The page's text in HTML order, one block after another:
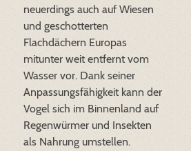
neuerdings auch auf Wiesen
und geschotterten
Flachdächern Europas
mitunter weit entfernt vom
Wasser vor. Dank seiner
Anpassungsfähigkeit kann der
Vogel sich im Binnenland auf
Regenwürmer und Insekten
als Nahrung umstellen.